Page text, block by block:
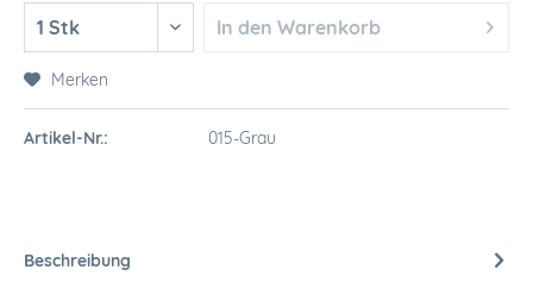
In den Warenkorb
Merken
Artikel-Nr.: 015-Grau
Beschreibung